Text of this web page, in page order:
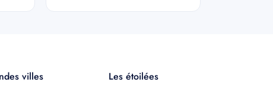
villes Les étoilées